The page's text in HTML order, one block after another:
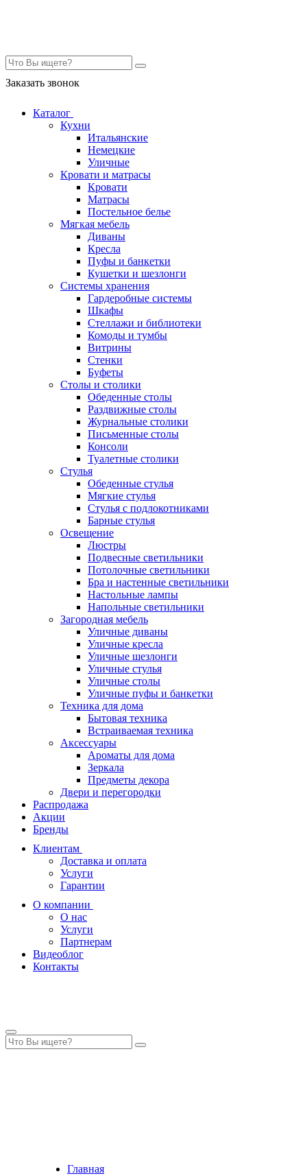
Заказать звонок
Каталог
Кухни
Итальянские
Немецкие
Уличные
Кровати и матрасы
Кровати
Матрасы
Постельное белье
Мягкая мебель
Диваны
Кресла
Пуфы и банкетки
Кушетки и шезлонги
Системы хранения
Гардеробные системы
Шкафы
Стеллажи и библиотеки
Комоды и тумбы
Витрины
Стенки
Буфеты
Столы и столики
Обеденные столы
Раздвижные столы
Журнальные столики
Письменные столы
Консоли
Туалетные столики
Стулья
Обеденные стулья
Мягкие стулья
Стулья с подлокотниками
Барные стулья
Освещение
Люстры
Подвесные светильники
Потолочные светильники
Бра и настенные светильники
Настольные лампы
Напольные светильники
Загородная мебель
Уличные диваны
Уличные кресла
Уличные шезлонги
Уличные стулья
Уличные столы
Уличные пуфы и банкетки
Техника для дома
Бытовая техника
Встраиваемая техника
Аксессуары
Ароматы для дома
Зеркала
Предметы декора
Двери и перегородки
Распродажа
Акции
Бренды
Клиентам
Доставка и оплата
Услуги
Гарантии
О компании
О нас
Услуги
Партнерам
Видеоблог
Контакты
Главная